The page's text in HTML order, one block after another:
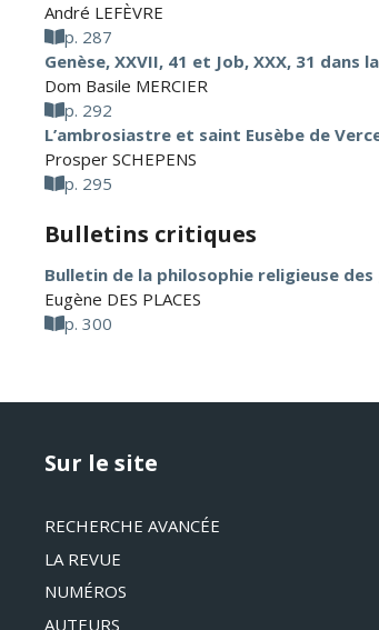
André LEFÈVRE
p. 287
Genèse, XXVII, 41 et Job, XXX, 31 dans
Dom Basile MERCIER
p. 292
L’ambrosiastre et saint Eusèbe de
Prosper SCHEPENS
p. 295
Bulletins critiques
Bulletin de la philosophie religieuse des
Eugène DES PLACES
p. 300
Sur le site
RECHERCHE AVANCÉE
LA REVUE
NUMÉROS
AUTEURS